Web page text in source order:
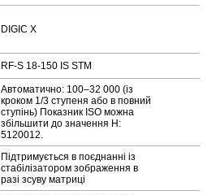
DIGIC X
RF-S 18-150 IS STM
Автоматично: 100–32 000 (із
кроком 1/3 ступеня або в повний
ступінь) Показник ISO можна
збільшити до значення H:
5120012.
Підтримується в поєднанні із
стабілізатором зображення в
разі зсуву матриці